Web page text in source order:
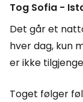
Tog Sofia -
Det går et
hver dag, kun
er ikke
Toget følger